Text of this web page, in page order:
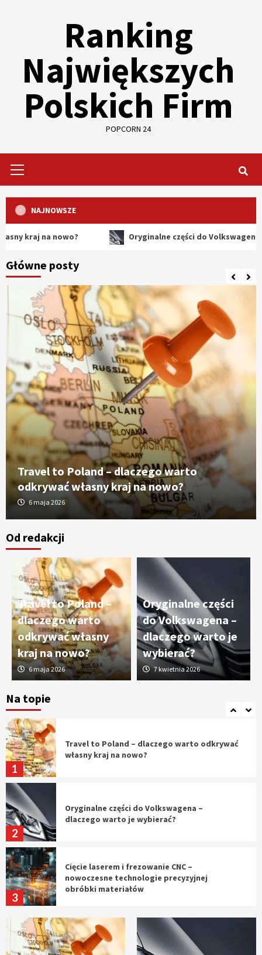
Ranking
Największych
Polskich Firm
POPCORN 24
Menu
NAJNOWSZE
na nowo? Oryginalne części do Volkswagena –
Główne posty
Travel to Poland – dlaczego warto
odkrywać własny kraj na nowo?
6 maja 2026
Od redakcji
Travel to Poland –
dlaczego warto
odkrywać własny
kraj na nowo?
6 maja 2026
Oryginalne części
do Volkswagena –
dlaczego warto je
wybierać?
7 kwietnia 2026
Na topie
3
nowoczesne technologie precyzyjnej
obróbki materiałów
4
Czy sztuczna inteligencja wyprze pracę
geodety w przyszłości?
5
Tworzenie aplikacji internetowych – jak
1
Travel to Poland – dlaczego warto odkrywać
własny kraj na nowo?
2
Oryginalne części do Volkswagena –
dlaczego warto je wybierać?
3
Cięcie laserem i frezowanie CNC –
nowoczesne technologie precyzyjnej
obróbki materiałów
Czy sztuczna inteligencja wyprze pracę
geodety w przyszłości?